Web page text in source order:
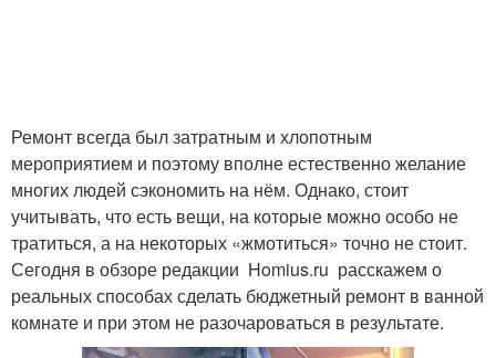
Ремонт всегда был затратным и хлопотным
мероприятием и поэтому вполне естественно желание
многих людей сэкономить на нём. Однако, стоит
учитывать, что есть вещи, на которые можно особо не
тратиться, а на некоторых «жмотиться» точно не стоит.
Сегодня в обзоре редакции Homius.ru расскажем о
реальных способах сделать бюджетный ремонт в ванной
комнате и при этом не разочароваться в результате.